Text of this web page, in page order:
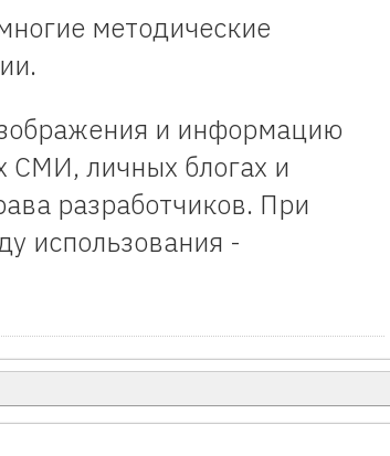
методические
и информацию
СМИ, личных блогах и
разработчиков. При
использования -